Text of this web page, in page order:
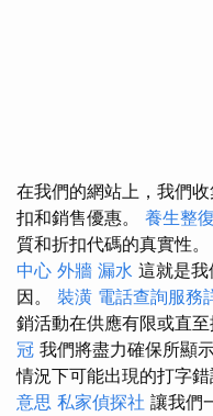
在我們的網站上，我們
扣和銷售優惠。 養生整
質和折扣代碼的真實性。
中心 外牆 漏水 這就是
因。 裝潢 電話查詢服務
銷活動在供應有限或直至
冠 我們將盡力確保所顯
情況下可能出現的打字錯
意思 私家偵探社 讓我們